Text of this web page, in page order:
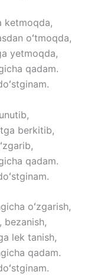
ketmoqda,
oʻtmoqda,
yetmoqda,
qadam.
berkitib,
qadam.
oʻzgarish,
bezanish,
lek tanish,
qadam.